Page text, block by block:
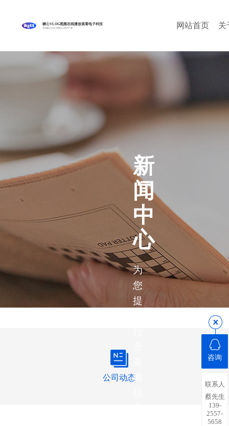
糖心VLOG视频在线播放观看电子科技
专注糖心VLOG官网入口生产厂家 网站首页 关
新
闻
中
心
为
您
提
闻
公司动态
咨询
联系人
蔡先生
139-
2557-
5658